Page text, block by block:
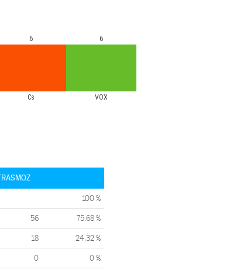
Cs VOX
6 6
100 %
56 75,68 %
18 24,32 %
0 0 %